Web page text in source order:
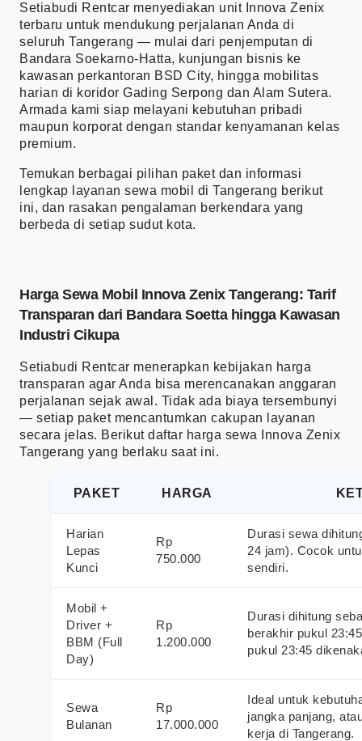
Setiabudi Rentcar menyediakan unit Innova Zenix
terbaru untuk mendukung perjalanan Anda di
seluruh Tangerang — mulai dari penjemputan di
Bandara Soekarno-Hatta, kunjungan bisnis ke
kawasan perkantoran BSD City, hingga mobilitas
harian di koridor Gading Serpong dan Alam Sutera.
Armada kami siap melayani kebutuhan pribadi
maupun korporat dengan standar kenyamanan kelas
premium.
Temukan berbagai pilihan paket dan informasi
lengkap layanan sewa mobil di Tangerang berikut
ini, dan rasakan pengalaman berkendara yang
berbeda di setiap sudut kota.
Harga Sewa Mobil Innova Zenix Tangerang: Tarif
Transparan dari Bandara Soetta hingga Kawasan
Industri Cikupa
Setiabudi Rentcar menerapkan kebijakan harga
transparan agar Anda bisa merencanakan anggaran
perjalanan sejak awal. Tidak ada biaya tersembunyi
— setiap paket mencantumkan cakupan layanan
secara jelas. Berikut daftar harga sewa Innova Zenix
Tangerang yang berlaku saat ini.
PAKET HARGA
Harian
Lepas
Kunci
Rp
750.000
Durasi sewa
24 jam). Cocok
sendiri.
Mobil +
Driver +
BBM (Full
Day)
Rp
1.200.000
Durasi dihitung
berakhir pukul
pukul 23:45
Sewa
Bulanan
Rp
17.000.000
Ideal untuk
jangka panjang,
kerja di Tangerang.